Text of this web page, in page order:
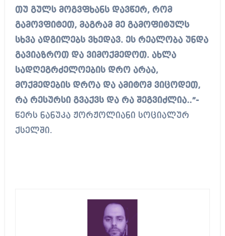
თუ გულს მოგვფხანს დავწერ, რომ
გამოვფიტეთ, მაგრამ მე გამოფიტულს
სხვა ადგილებს ვხედავ. ეს რეალობა უნდა
გავიაზროთ და ვიმოქმედოთ. ახლა
სადღეგრძელოების დრო არაა,
მოქმედების დროა და ამიტომ ვიცოდეთ,
რა რესურსი გვაქვს და რა შეგვიძლია..”-
წერს ნანუკა ჟორჟოლიანი სოციალურ
ქსელში.